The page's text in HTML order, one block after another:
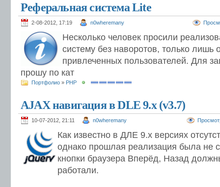
Реферальная система Lite
2-08-2012, 17:19 n0wheremany
Несколько человек просили
систему без наворотов, только лишь
привлеченных пользователей. Для
прошу по кат
Портфолио » PHP
AJAX навигация в DLE 9.х (v3.7)
10-07-2012, 21:11 n0wheremany
Как известно в ДЛЕ 9.х версиях
однако прошлая реализация была не
кнопки браузера Вперёд, Назад
работали.